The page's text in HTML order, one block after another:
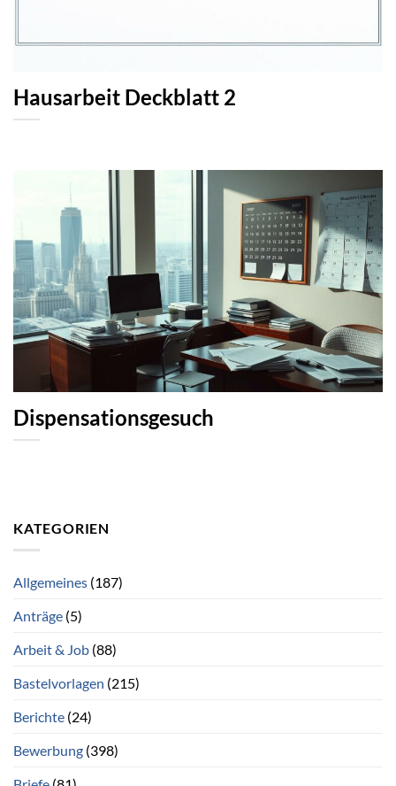
Hausarbeit Deckblatt 2
Dispensationsgesuch
KATEGORIEN
Allgemeines (187)
Anträge (5)
Arbeit & Job (88)
Bastelvorlagen (215)
Berichte (24)
Bewerbung (398)